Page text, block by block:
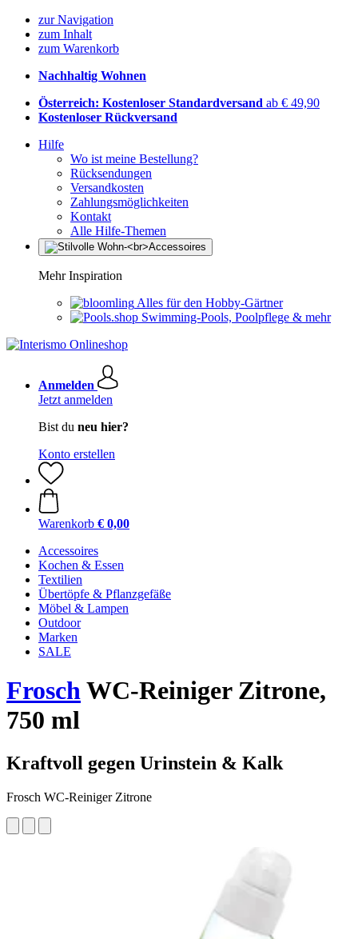
zur Navigation
zum Inhalt
zum Warenkorb
Nachhaltig Wohnen
Österreich: Kostenloser Standardversand ab € 49,90
Kostenloser Rückversand
Hilfe
Wo ist meine Bestellung?
Rücksendungen
Versandkosten
Zahlungsmöglichkeiten
Kontakt
Alle Hilfe-Themen
Mehr Inspiration
Alles für den Hobby-Gärtner
Swimming-Pools, Poolpflege & mehr
Anmelden
Jetzt anmelden
Bist du neu hier?
Konto erstellen
Warenkorb € 0,00
Accessoires
Kochen & Essen
Textilien
Übertöpfe & Pflanzgefäße
Möbel & Lampen
Outdoor
Marken
SALE
FroschWC-Reiniger Zitrone,
750 ml
Kraftvoll gegen Urinstein & Kalk
Frosch WC-Reiniger Zitrone